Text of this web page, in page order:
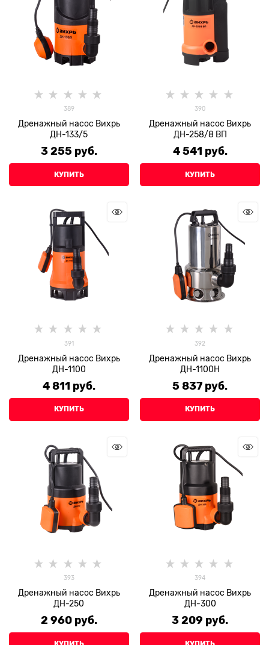
389
Дренажный насос Вихрь
ДН-133/5
3 255 руб.
КУПИТЬ
390
Дренажный насос Вихрь
ДН-258/8 ВП
4 541 руб.
КУПИТЬ
391
Дренажный насос Вихрь
ДН-1100
4 811 руб.
КУПИТЬ
392
Дренажный насос Вихрь
ДН-1100Н
5 837 руб.
КУПИТЬ
393
Дренажный насос Вихрь
ДН-250
2 960 руб.
394
Дренажный насос Вихрь
ДН-300
3 209 руб.